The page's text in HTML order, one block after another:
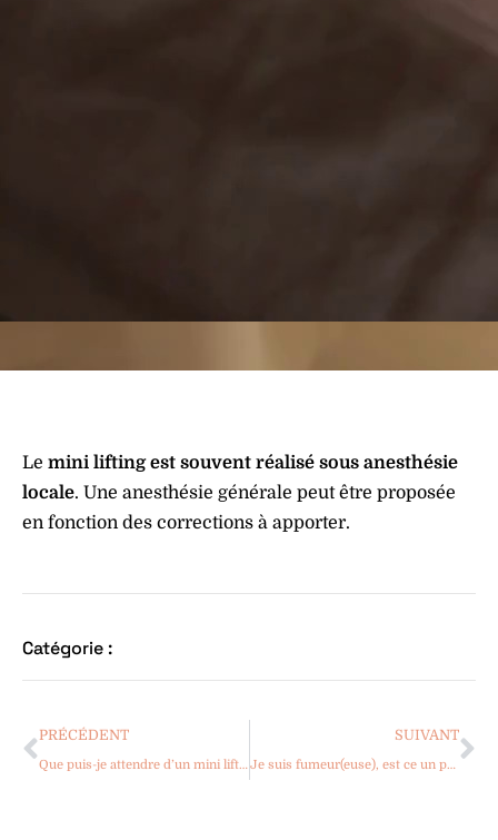
Le mini lifting est souvent réalisé sous anesthésie
locale. Une anesthésie générale peut être proposée
en fonction des corrections à apporter.
Catégorie :
PRÉCÉDENT
Que puis-je attendre d’un mini lifting ?
SUIVANT
Je suis fumeur(euse), est ce un problème pour réaliser un mini lifting ?